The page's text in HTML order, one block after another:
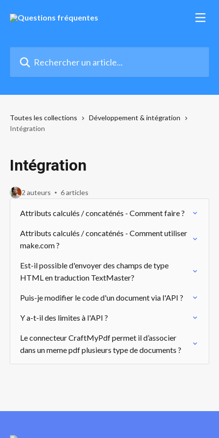
Toutes les collections
Développement & intégration
Intégration
Intégration
2 auteurs 6 articles
Attributs calculés / concaténés - Comment faire ?
Attributs calculés / concaténés - Comment utiliser
make.com ?
Est-il possible d'envoyer des champs de type
HTML en traduction TextMaster?
Puis-je modifier le code d'un document via l'API ?
Y a-t-il des limites à l'API ?
Le connecteur CraftMyPdf permet il d’associer
dans un meme pdf plusieurs type de documents ?